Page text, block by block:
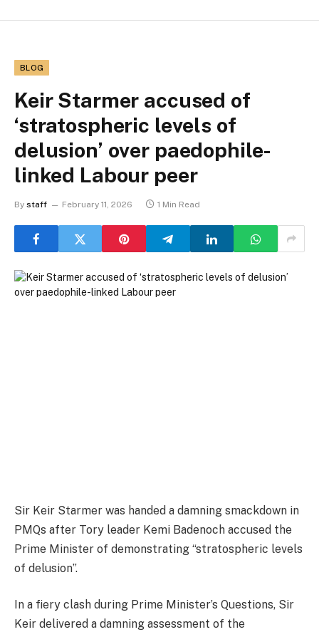
BLOG
Keir Starmer accused of
‘stratospheric levels of
delusion’ over paedophile-
linked Labour peer
By staff February 11, 2026 1 Min Read
Sir Keir Starmer was handed a damning smackdown in
PMQs after Tory leader Kemi Badenoch accused the
Prime Minister of demonstrating “stratospheric levels
of delusion”.
In a fiery clash during Prime Minister’s Questions, Sir
Keir delivered a damning assessment of the